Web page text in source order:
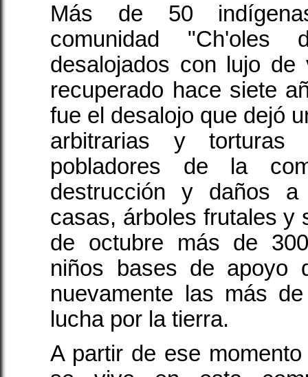
Más de 50
comunidad "Ch'oles
desalojados con lujo
recuperado hace siete
fue el desalojo que dejó
arbitrarias y
pobladores de la
destrucción y daños
casas, árboles frutales y
de octubre más de
niños bases de apoyo
nuevamente las más
lucha por la tierra.
A partir de ese